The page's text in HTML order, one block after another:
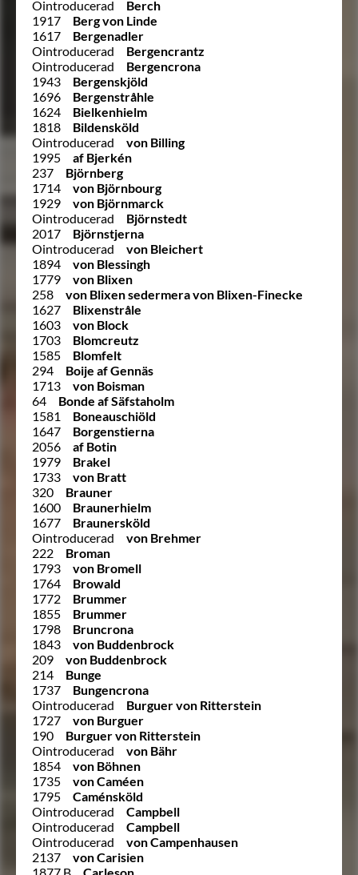
Ointroducerad
Berch
1917
Berg von Linde
1617
Bergenadler
Ointroducerad
Bergencrantz
Ointroducerad
Bergencrona
1943
Bergenskjöld
1696
Bergenstråhle
1624
Bielkenhielm
1818
Bildensköld
Ointroducerad
von Billing
1995
af Bjerkén
237
Björnberg
1714
von Björnbourg
1929
von Björnmarck
Ointroducerad
Björnstedt
2017
Björnstjerna
Ointroducerad
von Bleichert
1894
von Blessingh
1779
von Blixen
258
von Blixen sedermera von Blixen-Finecke
1627
Blixenstråle
1603
von Block
1703
Blomcreutz
1585
Blomfelt
294
Boije af Gennäs
1713
von Boisman
64
Bonde af Säfstaholm
1581
Boneauschiöld
1647
Borgenstierna
2056
af Botin
1979
Brakel
1733
von Bratt
320
Brauner
1600
Braunerhielm
1677
Braunersköld
Ointroducerad
von Brehmer
222
Broman
1793
von Bromell
1764
Browald
1772
Brummer
1855
Brummer
1798
Bruncrona
1843
von Buddenbrock
209
von Buddenbrock
214
Bunge
1737
Bungencrona
Ointroducerad
Burguer von Ritterstein
1727
von Burguer
190
Burguer von Ritterstein
Ointroducerad
von Bähr
1854
von Böhnen
1735
von Caméen
1795
Caménsköld
Ointroducerad
Campbell
Ointroducerad
Campbell
Ointroducerad
von Campenhausen
2137
von Carisien